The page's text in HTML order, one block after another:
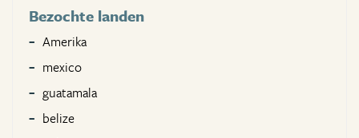
Bezochte landen
Amerika
mexico
guatamala
belize